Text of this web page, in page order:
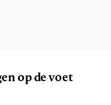
op de voet